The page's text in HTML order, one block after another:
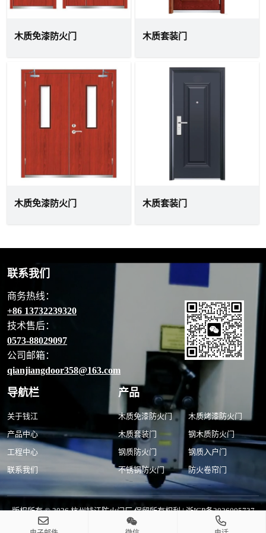
木质免漆防火门 木质套装门
木质免漆防火门 木质套装门
联系我们
商务热线：
+86 13732239320
技术售后：
0573-88029097
公司邮箱：
qianjiangdoor358@163.com
导航栏
关于钱江
产品中心
工程中心
联系我们
产品
木质免漆防火门
木质烤漆防火门
木质套装门
钢木质防火门
钢质防火门
钢质入户门
不锈钢防火门
防火卷帘门
版权所有 © 2026 杭州钱江防火门厂 保留所有权利 |浙ICP备2026005737
号-1